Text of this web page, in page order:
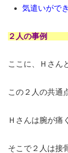
気遣いがで
２人の
ここに、Ｈさん
この２人の共通
Ｈさんは腕が痛
そこで２人は接